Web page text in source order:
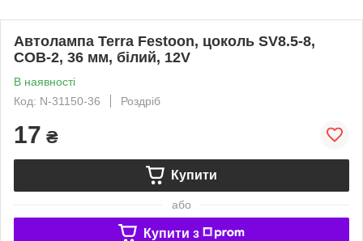
Автолампа Terra Festoon, цоколь SV8.5-8,
COB-2, 36 мм, білий, 12V
В наявності
Код: N-31150-36
Роздріб
17 ₴
Купити
або
Купити з